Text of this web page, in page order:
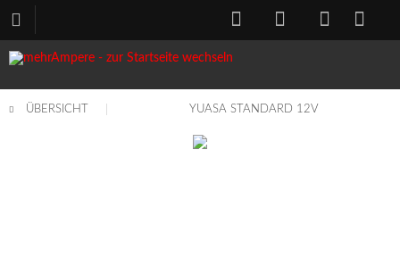
ÜBERSICHT YUASA STANDARD 12V